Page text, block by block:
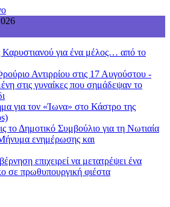
για ένα μέλος… από το
Αντιρρίου στις 17 Αυγούστου -
στις γυναίκες που σημάδεψαν το
για τον «Ίωνα» στο Κάστρο της
το Δημοτικό Συμβούλιο για τη Νωτιαία
ενημέρωσης και
επιχειρεί να μετατρέψει ένα
σε πρωθυπουργική φιέστα